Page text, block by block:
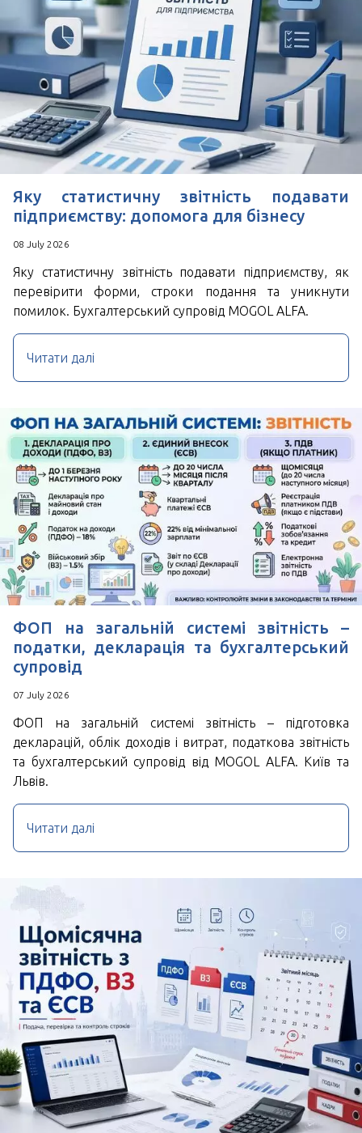
Поля позначені знаком*обов'язкові для
заповнення
Натискаючи кнопку Надіслати Ви погоджуєтесь з
Угода користувача
Яку статистичну звітність подавати
підприємству: допомога для бізнесу
08 July 2026
Яку статистичну звітність подавати підприємству, як
перевірити форми, строки подання та уникнути
помилок. Бухгалтерський супровід MOGOL ALFA.
Читати далі
ФОП на загальній системі звітність –
податки, декларація та бухгалтерський
супровід
07 July 2026
ФОП на загальній системі звітність – підготовка
декларацій, облік доходів і витрат, податкова звітність
та бухгалтерський супровід від MOGOL ALFA. Київ та
Львів.
Читати далі